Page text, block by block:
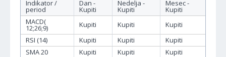
Indikator /
period
Dan -
Kupiti
Nedelja -
Kupiti
Mesec -
Kupiti
MACD(
12;26;9) Kupiti Kupiti
Kupiti
RSI (14)
Kupiti Kupiti
Kupiti
SMA 20
Kupiti Kupiti Kupiti